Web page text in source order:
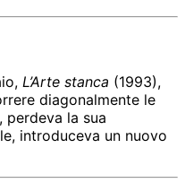
L’Arte stanca (1993),
diagonalmente le
la sua
introduceva un nuovo